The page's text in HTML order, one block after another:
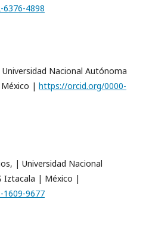
4898
Nacional Autónoma
| https://orcid.org/0000-
| Universidad Nacional
Iztacala | México |
9677